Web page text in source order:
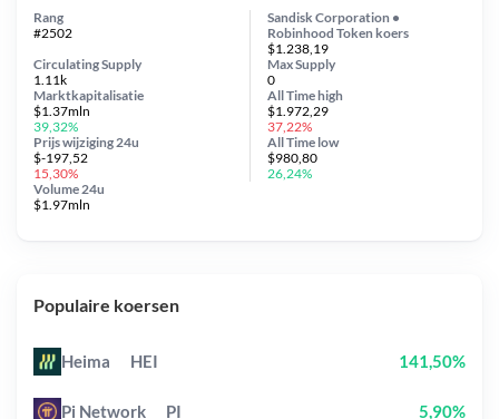
Sandisk Corporation •
Robinhood Token koers
$1.238,19
Circulating Supply
1.11k
Prijs wijziging 24u
$-197,52
15,30%
Max Supply
0
Marktkapitalisatie
$1.37mln
39,32%
Volume 24u
$1.97mln
Rang
#2502
All Timehigh
$1.972,29
37,22%
All Time low
$980,80
26,24%
Populaire koersen
Heima HEI 141,50%
Pi Network PI 5,90%